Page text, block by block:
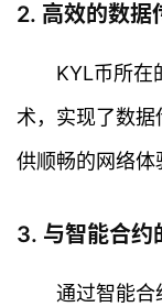
2. 高效的数据
KYL币所
术，实现了数
供顺畅的网络体
3. 与智能合约
通过智能合